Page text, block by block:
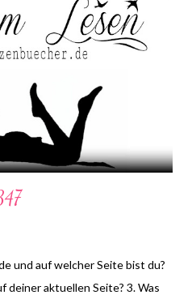
Anpassung auf euren
in seinen Bestandteilen
und auf welcher Seite bist du?
deiner aktuellen Seite? 3. Was